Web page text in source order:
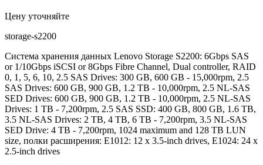
Цену уточняйте
storage-s2200
Система хранения данных Lenovo Storage S2200: 6Gbps SAS
or 1/10Gbps iSCSI or 8Gbps Fibre Channel, Dual controller, RAID
0, 1, 5, 6, 10, 2.5 SAS Drives: 300 GB, 600 GB - 15,000rpm, 2.5
SAS Drives: 600 GB, 900 GB, 1.2 TB - 10,000rpm, 2.5 NL-SAS
SED Drives: 600 GB, 900 GB, 1.2 TB - 10,000rpm, 2.5 NL-SAS
Drives: 1 TB - 7,200rpm, 2.5 SAS SSD: 400 GB, 800 GB, 1.6 TB,
3.5 NL-SAS Drives: 2 TB, 4 TB, 6 TB - 7,200rpm, 3.5 NL-SAS
SED Drive: 4 TB - 7,200rpm, 1024 maximum and 128 TB LUN
size, полки расширения: E1012: 12 x 3.5-inch drives, E1024: 24 x
2.5-inch drives